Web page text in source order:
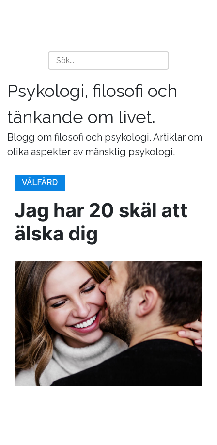
Psykologi, filosofi och
tänkande om livet.
Blogg om filosofi och psykologi. Artiklar om
olika aspekter av mänsklig psykologi.
VÄLFÄRD
Jag har 20 skäl att
älska dig